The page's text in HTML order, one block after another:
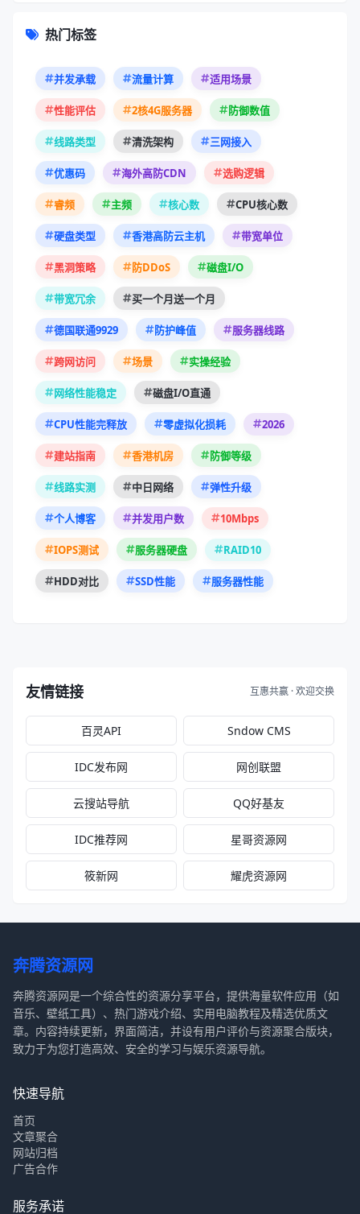
热门标签
并发承载 流量计算 适用场景
性能评估 2核4G服务器 防御数值
线路类型 清洗架构 三网接入
优惠码 海外高防CDN 选购逻辑
睿频 主频 核心数 CPU核心数
硬盘类型 香港高防云主机 带宽单位
黑洞策略 防DDoS 磁盘I/O
带宽冗余 买一个月送一个月
德国联通9929 防护峰值 服务器线路
跨网访问 场景 实操经验
网络性能稳定 磁盘I/O直通
CPU性能完释放 零虚拟化损耗 2026
建站指南 香港机房 防御等级
线路实测 中日网络 弹性升级
个人博客 并发用户数 10Mbps
IOPS测试 服务器硬盘 RAID10
HDD对比 SSD性能 服务器性能
友情链接 互惠共赢 · 欢迎交换
百灵API Sndow CMS
IDC发布网 网创联盟
云搜站导航 QQ好基友
IDC推荐网 星哥资源网
筱新网 耀虎资源网
奔腾资源网
奔腾资源网是一个综合性的资源分享平台，提供海量软件应用（如
音乐、壁纸工具）、热门游戏介绍、实用电脑教程及精选优质文
章。内容持续更新，界面简洁，并设有用户评价与资源聚合版块，
致力于为您打造高效、安全的学习与娱乐资源导航。
快速导航
首页
文章聚合
网站归档
广告合作
服务承诺